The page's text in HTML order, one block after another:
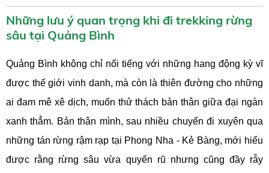
Những lưu ý quan trọng khi đi trekking rừng
sâu tại Quảng Bình
Quảng Bình không chỉ nổi tiếng với những hang động kỳ vĩ
được thế giới vinh danh, mà còn là thiên đường cho những
ai đam mê xê dịch, muốn thử thách bản thân giữa đại ngàn
xanh thẳm. Bản thân mình, sau nhiều chuyến đi xuyên qua
những tán rừng rậm rạp tại Phong Nha - Kẻ Bàng, mới hiểu
được rằng rừng sâu vừa quyến rũ nhưng cũng đầy rẫy